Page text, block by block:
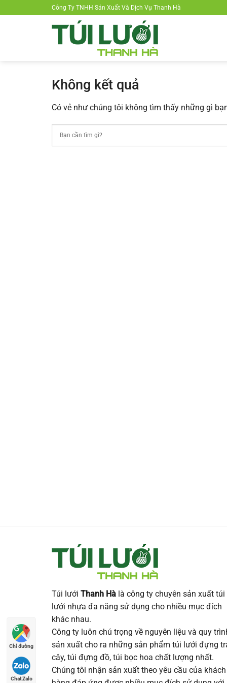
đến
Công Ty TNHH Sản Xuất Và Dịch Vụ Thanh Hà
Không kết quả
Có vẻ như chúng tôi không tìm thấy những gì
Túi lưới Thanh Hà là công ty chuyên sản xuất túi
lưới nhựa đa năng sử dụng cho nhiều mục đích
khác nhau.
Công ty luôn chú trọng về nguyên liệu và quy
sản xuất cho ra những sản phẩm túi lưới đựng
cây, túi đựng đồ, túi bọc hoa chất lượng nhất.
Chúng tôi nhận sản xuất theo yêu cầu của khách
Chỉ đường
Chat Zalo